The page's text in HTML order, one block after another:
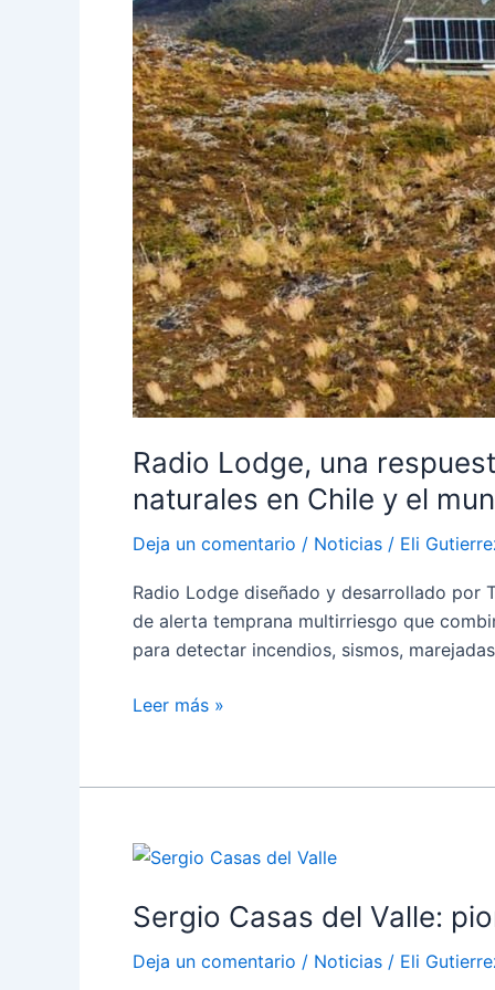
Radio Lodge, una
naturales en Chile y el
Deja un comentario / Noticias / Eli
Radio Lodge diseñado y desarrollado por
de alerta temprana multirriesgo que
para detectar incendios, sismos,
el
mundo
Leer más »
Sergio Casas del Valle:
Deja un comentario / Noticias / Eli
Sergio
del
pionero